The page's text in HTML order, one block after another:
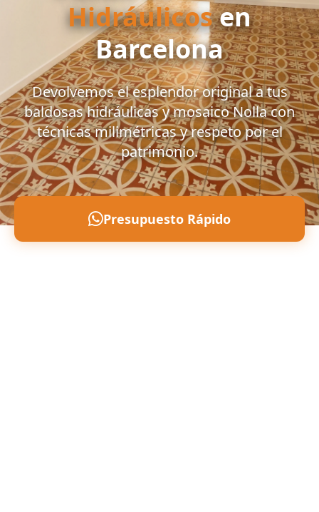
Hidráulicosen
Barcelona
Devolvemos el esplendor original a tus
baldosas hidráulicas y mosaico Nolla con
técnicas milimétricas y respeto por el
patrimonio.
Presupuesto Rápido